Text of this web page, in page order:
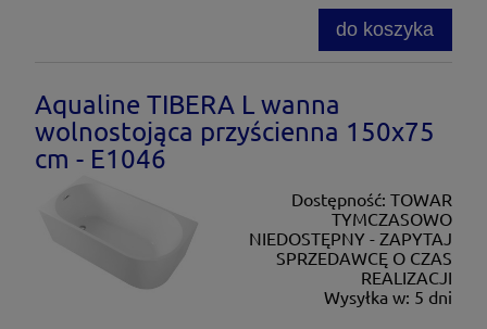
do koszyka
Aqualine TIBERA L wanna
wolnostojąca przyścienna 150x75
cm - E1046
Dostępność: TOWAR
TYMCZASOWO
NIEDOSTĘPNY - ZAPYTAJ
SPRZEDAWCĘ O CZAS
REALIZACJI
Wysyłka w: 5 dni